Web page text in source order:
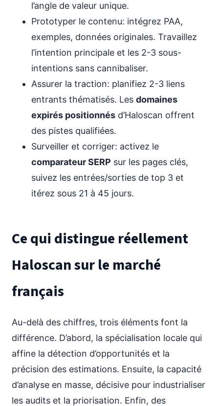
l’angle de valeur unique.
Prototyper le contenu: intégrez PAA,
exemples, données originales. Travaillez
l’intention principale et les 2-3 sous-
intentions sans cannibaliser.
Assurer la traction: planifiez 2-3 liens
entrants thématisés. Les domaines
expirés positionnés d’Haloscan offrent
des pistes qualifiées.
Surveiller et corriger: activez le
comparateur SERP sur les pages clés,
suivez les entrées/sorties de top 3 et
itérez sous 21 à 45 jours.
Ce qui distingue réellement
Haloscan sur le marché
français
Au-delà des chiffres, trois éléments font la
différence. D’abord, la spécialisation locale qui
affine la détection d’opportunités et la
précision des estimations. Ensuite, la capacité
d’analyse en masse, décisive pour industrialiser
les audits et la priorisation. Enfin, des